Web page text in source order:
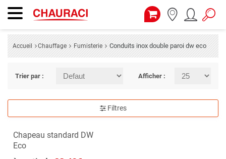
Accueil Chauffage Fumisterie Conduits inox double paroi dw eco
Trier par : Afficher :
Filtres
Chapeau standard DW
Eco